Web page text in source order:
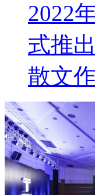
2022
式推
散文